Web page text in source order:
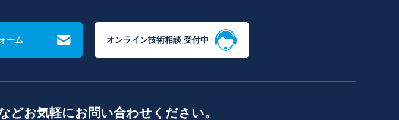
ーム オンライン技術相談 受付中
どお気軽にお問い合わせください。